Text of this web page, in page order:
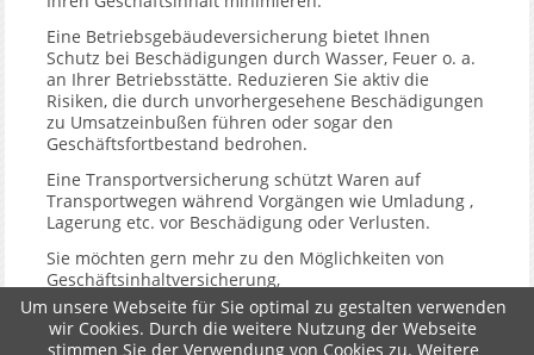
Eine Betriebsgebäudeversicherung bietet Ihnen
Schutz bei Beschädigungen durch Wasser, Feuer o. a.
an Ihrer Betriebsstätte. Reduzieren Sie aktiv die
Risiken, die durch unvorhergesehene Beschädigungen
zu Umsatzeinbußen führen oder sogar den
Geschäftsfortbestand bedrohen.
Eine Transportversicherung schützt Waren auf
Transportwegen während Vorgängen wie Umladung ,
Lagerung etc. vor Beschädigung oder Verlusten.
Sie möchten gern mehr zu den Möglichkeiten von
Geschäftsinhaltversicherung,
Betriebsgebäudeversicherung u. a. erfahren?
Nehmen Sie Kontakt auf, wir stehen Ihnen gern
beratend zur Seite.
Um unsere Webseite für Sie optimal zu gestalten verwenden
wir Cookies. Durch die weitere Nutzung der Webseite
stimmen Sie der Verwendung von Cookies zu. Weitere